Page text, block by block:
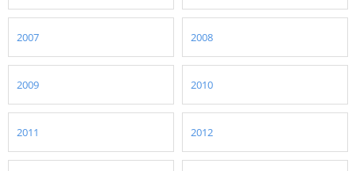
2007 2008
2009 2010
2011 2012